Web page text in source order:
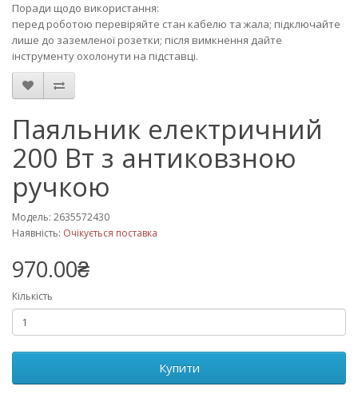
Поради щодо використання:
перед роботою перевіряйте стан кабелю та жала; підключайте
лише до заземленої розетки; після вимкнення дайте
інструменту охолонути на підставці.
Паяльник електричний
200 Вт з антиковзною
ручкою
Модель: 2635572430
Наявність: Очікується поставка
970.00₴
Кількість
Купити